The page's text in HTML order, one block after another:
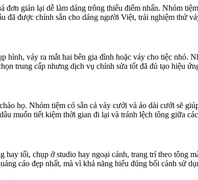
giản lại dễ làm dáng trông thiếu điểm nhấn. Nhóm
được chỉnh sẵn cho dáng người Việt, trải nghiệm thử
váy ra mắt hai bên gia đình hoặc váy cho tiệc nhỏ.
trung cấp nhưng dịch vụ chỉnh sửa tốt đã đủ tạo hiệu
họ. Nhóm tiệm có sẵn cả váy cưới và áo dài cưới sẽ
muốn tiết kiệm thời gian đi lại và tránh lệch tông giữa
tối, chụp ở studio hay ngoại cảnh, trang trí theo tông
cáo đẹp nhất, mà vì khả năng hiểu đúng bối cảnh sử